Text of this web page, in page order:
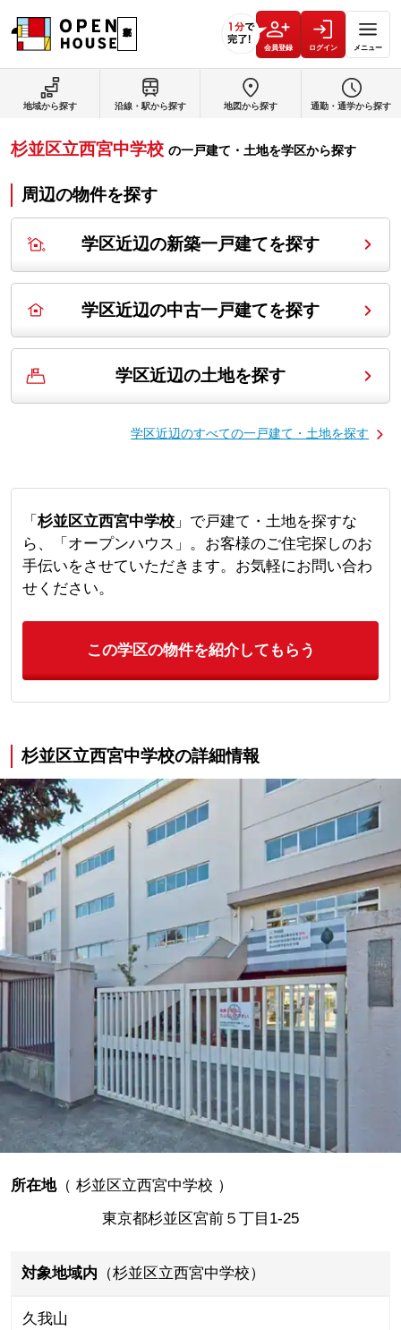
会員登録 ログイン メニュー
地域から探す 沿線・駅から探す 地図から探す 通勤・通学から探す
杉並区立西宮中学校 の一戸建て・土地を学区から探す
周辺の物件を探す
学区近辺の新築一戸建てを探す
学区近辺の中古一戸建てを探す
学区近辺の土地を探す
学区近辺のすべての一戸建て・土地を探す
「杉並区立西宮中学校」で戸建て・土地を探すな
ら、「オープンハウス」。お客様のご住宅探しのお
手伝いをさせていただきます。お気軽にお問い合わ
せください。
この学区の物件を紹介してもらう
杉並区立西宮中学校の詳細情報
所在地（ 杉並区立西宮中学校 ）
東京都杉並区宮前５丁目1-25
対象地域内 （杉並区立西宮中学校）
久我山